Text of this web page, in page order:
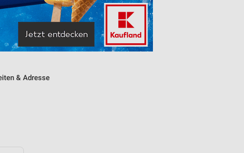
& Adresse